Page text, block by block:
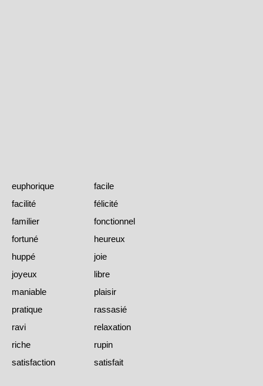
euphorique
facile
facilité
félicité
familier
fonctionnel
fortuné
heureux
huppé
joie
joyeux
libre
maniable
plaisir
pratique
rassasié
ravi
relaxation
riche
rupin
satisfaction
satisfait